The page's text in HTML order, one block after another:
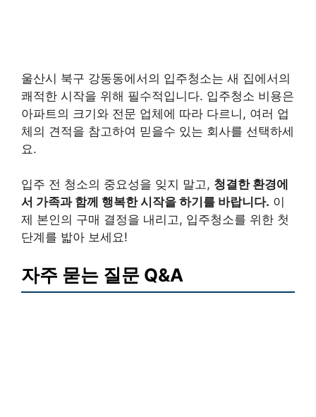
울산시 북구 강동동에서의 입주청소는 새 집에서의
쾌적한 시작을 위해 필수적입니다. 입주청소 비용은
아파트의 크기와 전문 업체에 따라 다르니, 여러 업
체의 견적을 참고하여 믿을수 있는 회사를 선택하세
요.
입주 전 청소의 중요성을 잊지 말고, 청결한 환경에
서 가족과 함께 행복한 시작을 하기를 바랍니다. 이
제 본인의 구매 결정을 내리고, 입주청소를 위한 첫
단계를 밟아 보세요!
자주 묻는 질문 Q&A